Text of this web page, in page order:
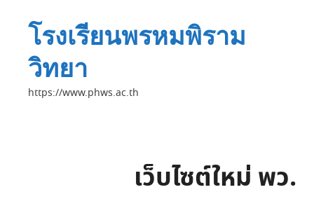
โรงเรียนพรหมพิราม
วิทยา
https://www.phws.ac.th
เว็บไซต์ใหม่ พว.